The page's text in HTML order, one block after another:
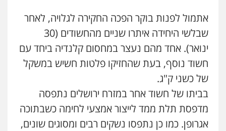
עו"ד זוהר ארבל
מעצרים וחקירות
קטינים
0538788878
וחקירות צבאי תעבורה
0544218336
אתמול לפנות בוקר הפכה החקירה לגלויה, לאחר
שבלשי היחידה איתרו שניים מהחשודים (30
ינואר). אחד מהם נעצר במחסום קלנדיה ביחד עם
חשוד נוסף, בעת שהחזיקו פלטות חשיש במשקל
של כשני ק"ג.
בביתו של חשוד אחר במזרח ירושלים נתפסה
מדפסת תלת ממד לייצור אמצעי לחימה כשבתוכה
אגרופן. כמו כן נתפסו נשקים רבים ומסוגים שונים,